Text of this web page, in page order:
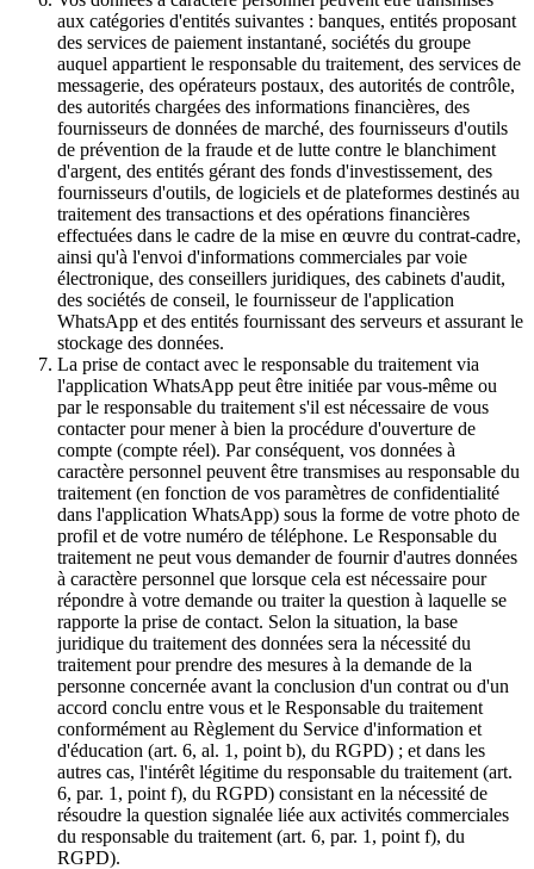
aux catégories d'entités suivantes : banques, entités proposant
des services de paiement instantané, sociétés du groupe
auquel appartient le responsable du traitement, des services de
messagerie, des opérateurs postaux, des autorités de contrôle,
des autorités chargées des informations financières, des
fournisseurs de données de marché, des fournisseurs d'outils
de prévention de la fraude et de lutte contre le blanchiment
d'argent, des entités gérant des fonds d'investissement, des
fournisseurs d'outils, de logiciels et de plateformes destinés au
traitement des transactions et des opérations financières
effectuées dans le cadre de la mise en œuvre du contrat-cadre,
ainsi qu'à l'envoi d'informations commerciales par voie
électronique, des conseillers juridiques, des cabinets d'audit,
des sociétés de conseil, le fournisseur de l'application
WhatsApp et des entités fournissant des serveurs et assurant le
stockage des données.
La prise de contact avec le responsable du traitement via
l'application WhatsApp peut être initiée par vous-même ou
par le responsable du traitement s'il est nécessaire de vous
contacter pour mener à bien la procédure d'ouverture de
compte (compte réel). Par conséquent, vos données à
caractère personnel peuvent être transmises au responsable du
traitement (en fonction de vos paramètres de confidentialité
dans l'application WhatsApp) sous la forme de votre photo de
profil et de votre numéro de téléphone. Le Responsable du
traitement ne peut vous demander de fournir d'autres données
à caractère personnel que lorsque cela est nécessaire pour
répondre à votre demande ou traiter la question à laquelle se
rapporte la prise de contact. Selon la situation, la base
juridique du traitement des données sera la nécessité du
traitement pour prendre des mesures à la demande de la
personne concernée avant la conclusion d'un contrat ou d'un
accord conclu entre vous et le Responsable du traitement
conformément au Règlement du Service d'information et
d'éducation (art. 6, al. 1, point b), du RGPD) ; et dans les
autres cas, l'intérêt légitime du responsable du traitement (art.
6, par. 1, point f), du RGPD) consistant en la nécessité de
résoudre la question signalée liée aux activités commerciales
du responsable du traitement (art. 6, par. 1, point f), du
RGPD).